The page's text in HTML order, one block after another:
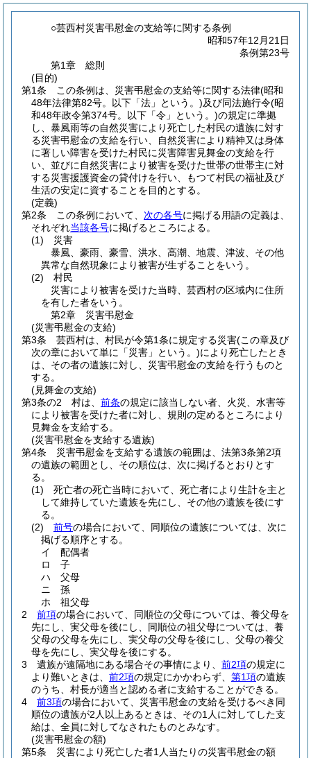
○芸西村災害弔慰金の支給等に関する条例
昭和57年12月21日
条例第23号
第1章
総則
(目的)
第1条
この条例は、災害弔慰金の支給等に関する法律(昭和
48年法律第82号。以下「法」という。)及び同法施行令(昭
和48年政令第374号。以下「令」という。)の規定に準拠
し、暴風雨等の自然災害により死亡した村民の遺族に対す
る災害弔慰金の支給を行い、自然災害により精神又は身体
に著しい障害を受けた村民に災害障害見舞金の支給を行
い、並びに自然災害により被害を受けた世帯の世帯主に対
する災害援護資金の貸付けを行い、もつて村民の福祉及び
生活の安定に資することを目的とする。
(定義)
第2条
この条例において、 次の各号に掲げる用語の定義は、
それぞれ当該各号に掲げるところによる。
(1)
災害
暴風、豪雨、豪雪、洪水、高潮、地震、津波、その他
異常な自然現象により被害が生ずることをいう。
(2)
村民
災害により被害を受けた当時、芸西村の区域内に住所
を有した者をいう。
第2章
災害弔慰金
(災害弔慰金の支給)
第3条
芸西村は、村民が令第1条に規定する災害(この章及び
次の章において単に「災害」という。)により死亡したとき
は、その者の遺族に対し、災害弔慰金の支給を行うものと
する。
(見舞金の支給)
第3条の2
村は、 前条の規定に該当しない者、火災、水害等
により被害を受けた者に対し、規則の定めるところにより
見舞金を支給する。
(災害弔慰金を支給する遺族)
第4条
災害弔慰金を支給する遺族の範囲は、法第3条第2項
の遺族の範囲とし、その順位は、次に掲げるとおりとす
る。
(1)
死亡者の死亡当時において、死亡者により生計を主と
して維持していた遺族を先にし、その他の遺族を後にす
る。
(2)
前号の場合において、同順位の遺族については、次に
掲げる順序とする。
イ
配偶者
ロ
子
ハ
父母
ニ
孫
ホ
祖父母
2
前項の場合において、同順位の父母については、養父母を
先にし、実父母を後にし、同順位の祖父母については、養
父母の父母を先にし、実父母の父母を後にし、父母の養父
母を先にし、実父母を後にする。
3
遺族が遠隔地にある場合その事情により、 前2項の規定に
より難いときは、 前2項の規定にかかわらず、 第1項の遺族
のうち、村長が適当と認める者に支給することができる。
4
前3項の場合において、災害弔慰金の支給を受けるべき同
順位の遺族が2人以上あるときは、その1人に対してした支
給は、全員に対してなされたものとみなす。
(災害弔慰金の額)
第5条
災害により死亡した者1人当たりの災害弔慰金の額